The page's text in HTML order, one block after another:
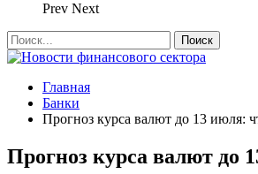
Prev Next
Главная
Банки
Прогноз курса валют до 13 июля:
Прогноз курса валют до